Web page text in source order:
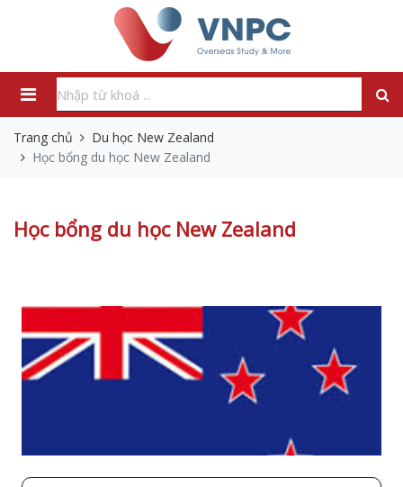
Trang chủ
Du học New Zealand
Học bổng du học New Zealand
Học bổng du học New Zealand